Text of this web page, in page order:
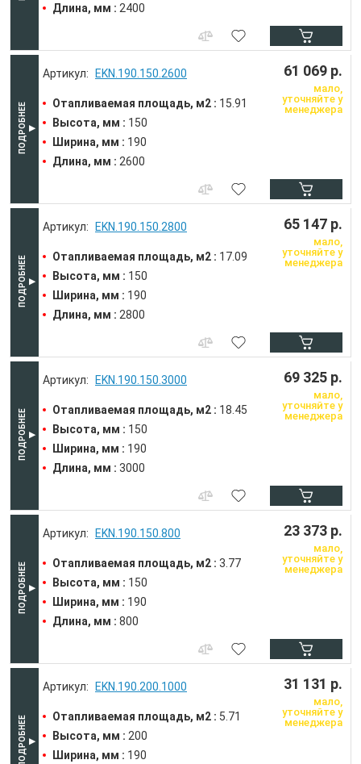
Длина, мм : 2400
EKN.190.150.2600
Отапливаемая площадь, м2 : 15.91
Высота, мм : 150
Ширина, мм : 190
Длина, мм : 2600
61 069 р.
мало,
уточняйте у
менеджера
EKN.190.150.2800
Отапливаемая площадь, м2 : 17.09
Высота, мм : 150
Ширина, мм : 190
Длина, мм : 2800
65 147 р.
мало,
уточняйте у
менеджера
EKN.190.150.3000
Отапливаемая площадь, м2 : 18.45
Высота, мм : 150
Ширина, мм : 190
Длина, мм : 3000
69 325 р.
мало,
уточняйте у
менеджера
EKN.190.150.800
Отапливаемая площадь, м2 : 3.77
Высота, мм : 150
Ширина, мм : 190
Длина, мм : 800
23 373 р.
мало,
уточняйте у
менеджера
EKN.190.200.1000
Отапливаемая площадь, м2 : 5.71
Высота, мм : 200
Ширина, мм : 190
31 131 р.
мало,
уточняйте у
менеджера